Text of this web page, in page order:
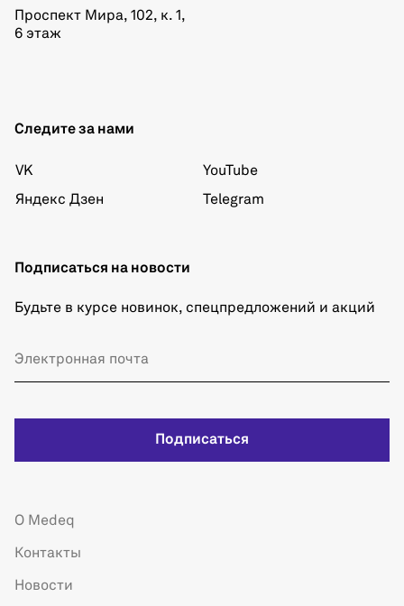
Проспект Мира, 102, к. 1,
6 этаж
Следите за нами
VK
Яндекс Дзен
YouTube
Telegram
Подписаться на новости
Будьте в курсе новинок, спецпредложений и акций
Подписаться
О Medeq
Контакты
Новости